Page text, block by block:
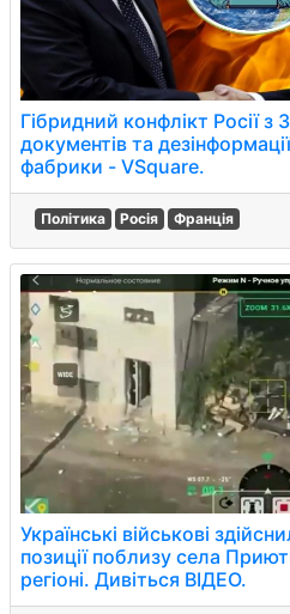
Гібридний конфлікт Росії
документів та
фабрики - VSquare.
Політика Росія Франція
Українські військові
позиції поблизу села
регіоні. Дивіться ВІДЕО.